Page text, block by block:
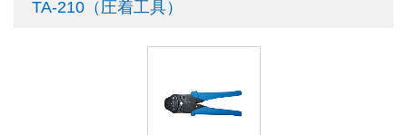
TA-210（圧着工具）